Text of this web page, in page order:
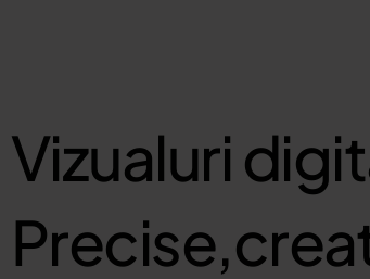
Vizualuri
Precise,